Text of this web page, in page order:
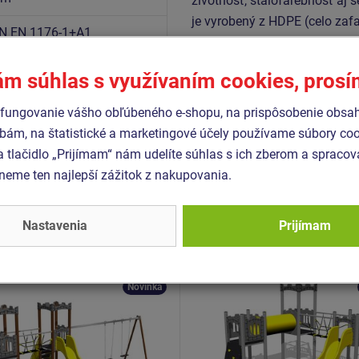
EN 1176-1+A1
EN 1176-3
je vyrobený z HDPE (celo
farebnou stálosťou a
Podobnýtovar
2025K-15
Novinka
Produkt - UNH-3005K-15
súhlas s využívaním cookies,
vášho obľúbeného e-shopu, na prispôsobenie
na štatistické a marketingové účely používame súbory
tlačidlo „Prijímam“ nám udelíte súhlas s ich zberom a
ten najlepší zážitok z nakupovania.
Nastavenia Prijímam